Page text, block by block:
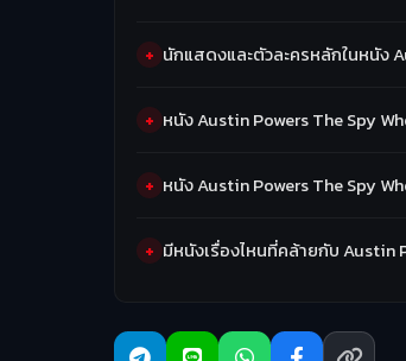
นักแสดงและตัวละครหลักในหนัง
หนัง Austin Powers The Spy
หนัง Austin Powers The Spy
มีหนังเรื่องไหนที่คล้ายกับ Austin